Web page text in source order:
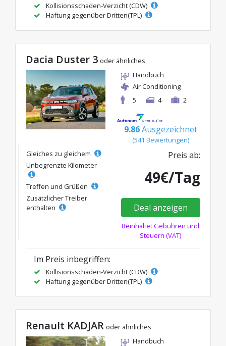
Kollisionsschaden-Verzicht (CDW)
Haftung gegenüber Dritten(TPL)
Dacia Duster 3 oder ähnliches
Handbuch
Air Conditioning
5
4 2
9.86 Ausgezeichnet
(541 Bewertungen)
Gleiches zu gleichem
Unbegrenzte Kilometer
Treffen und Grüßen
Zusätzlicher Treiber
enthalten
Preis ab:
49€/Tag
Deal anzeigen
Beinhaltet Gebühren und
Steuern (VAT)
Im Preis inbegriffen:
Kollisionsschaden-Verzicht (CDW)
Haftung gegenüber Dritten(TPL)
Renault KADJAR oder ähnliches
Handbuch